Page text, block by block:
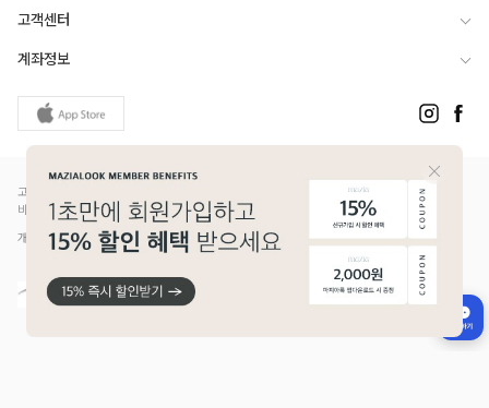
고객센터
계좌정보
고객님은 안전거래를 위해 현금 등으로 결제 시 저희 쇼핑몰에서 가입한 PG사의 구매안전서
비스를 이용하실 수 있습니다.
개인정보보호배상책임보험(Ⅱ) 가입 - 메리츠화재 증권번호 14610-1327